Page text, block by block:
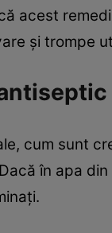
acest
şi trompe
cum sunt
în apa